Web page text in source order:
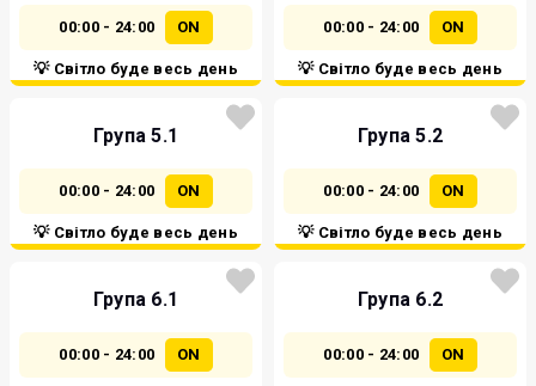
00:00 - 24:00 ON
💡 Світло буде весь день
00:00 - 24:00 ON
💡 Світло буде весь день
Група 5.1
00:00 - 24:00 ON
💡 Світло буде весь день
Група 5.2
00:00 - 24:00 ON
💡 Світло буде весь день
Група 6.1
00:00 - 24:00 ON
Група 6.2
00:00 - 24:00 ON